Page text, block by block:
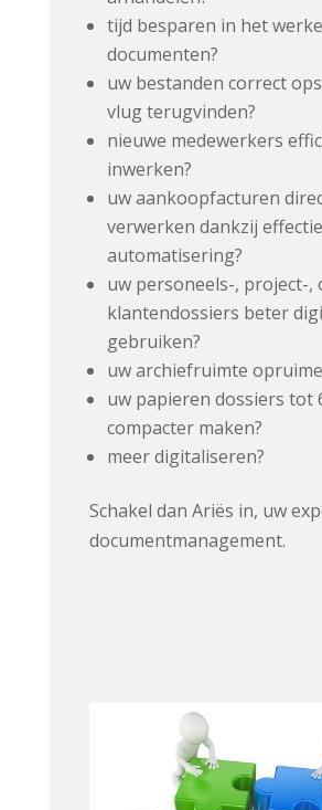
tijd besparen in het
documenten?
uw bestanden correct
vlug terugvinden?
nieuwe medewerkers
inwerken?
uw aankoopfacturen
verwerken dankzij
automatisering?
uw personeels-, project-,
klantendossiers beter
gebruiken?
uw archiefruimte
uw papieren dossiers tot
compacter maken?
meer digitaliseren?
Schakel dan Ariës in, uw
documentmanagement.